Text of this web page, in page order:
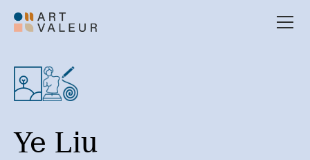
Ye Liu